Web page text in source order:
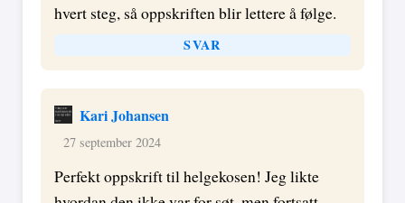
hvert steg, så oppskriften blir lettere å følge.
SVAR
Kari Johansen
27 september 2024
Perfekt oppskrift til helgekosen! Jeg likte